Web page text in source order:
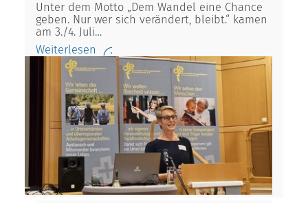
Unter dem Motto „Dem Wandel eine Chance
geben. Nur wer sich verändert, bleibt.“ kamen
am 3./4. Juli…
Weiterlesen